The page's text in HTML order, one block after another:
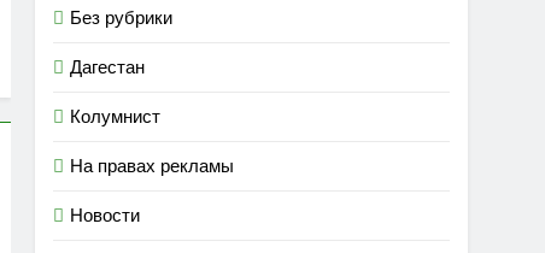
Без рубрики
Дагестан
Колумнист
На правах рекламы
Новости